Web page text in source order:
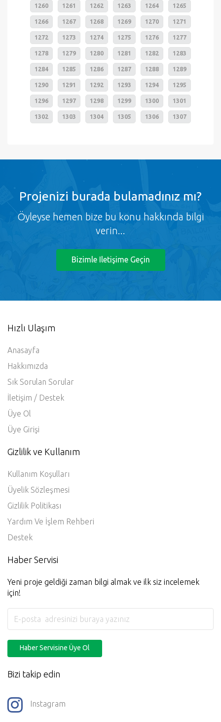
1260 1261 1262 1263 1264 1265
1266 1267 1268 1269 1270 1271
1272 1273 1274 1275 1276 1277
1278 1279 1280 1281 1282 1283
1284 1285 1286 1287 1288 1289
1290 1291 1292 1293 1294 1295
1296 1297 1298 1299 1300 1301
1302 1303 1304 1305 1306 1307
Projenizi burada bulamadınız mı?
Öyleyse hemen bize bu konu hakkında bilgi
verin...
Bizimle Iletişime Geçin
Hızlı Ulaşım
Anasayfa
Hakkımızda
Sık Sorulan Sorular
İletişim / Destek
Üye Ol
Üye Girişi
Gizlilik ve Kullanım
Kullanım Koşulları
Üyelik Sözleşmesi
Gizlilik Politikası
Yardım Ve İşlem Rehberi
Destek
Haber Servisi
Yeni proje geldiği zaman bilgi almak ve ilk siz incelemek
için!
Haber Servisine Üye Ol
Bizi takip edin
Instagram